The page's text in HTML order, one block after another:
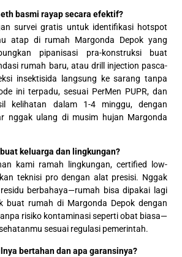
basmi rayap secara efektif?
survei gratis untuk identifikasi hotspot
atap di rumah Margonda Depok yang
pipanisasi pra-konstruksi buat
rumah baru, atau drill injection pasca-
insektisida langsung ke sarang tanpa
ini terpadu, sesuai PerMen PUPR, dan
kelihatan dalam 1-4 minggu, dengan
nggak ulang di musim hujan Margonda
keluarga dan lingkungan?
kami ramah lingkungan, certified low-
teknisi pro dengan alat presisi. Nggak
berbahaya—rumah bisa dipakai lagi
buat rumah di Margonda Depok dengan
risiko kontaminasi seperti obat biasa—
sesuai regulasi pemerintah.
bertahan dan apa garansinya?